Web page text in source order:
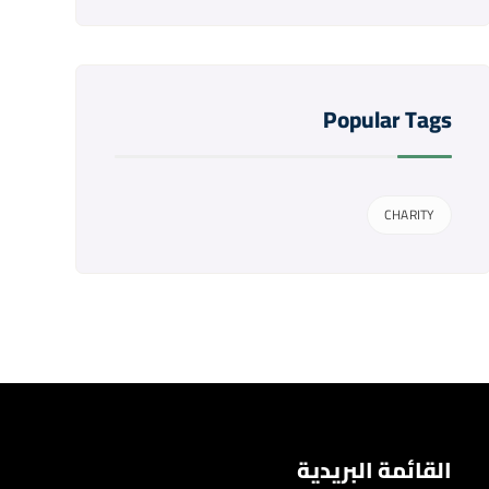
Popular Tags
CHARITY
القائمة البريدية